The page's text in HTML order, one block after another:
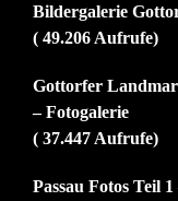
Bildergalerie
( 49.206 Aufrufe)
Gottorfer
– Fotogalerie
( 37.447 Aufrufe)
Passau Fotos Teil 1